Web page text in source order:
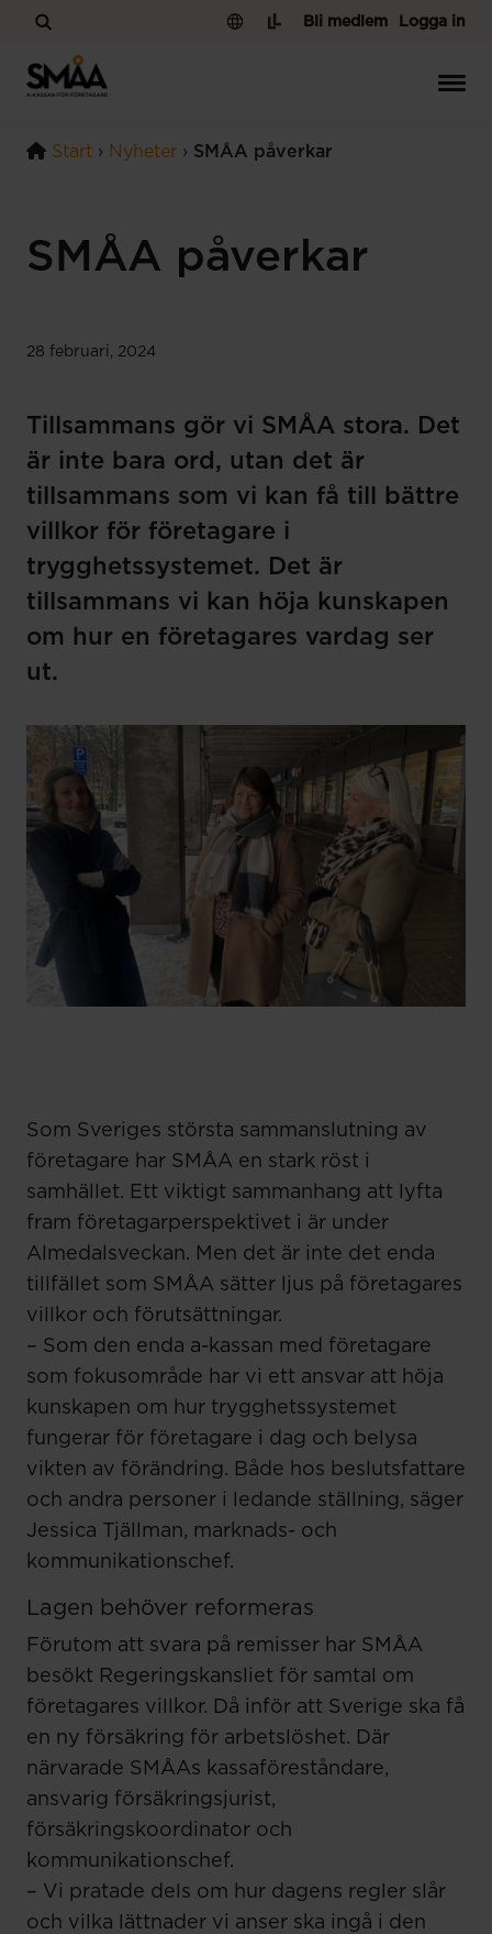
Hoppa till innehåll
Logga in
Bli medlem
Start › Nyheter › SMÅA påverkar
SMÅA påverkar
28 februari, 2024
Tillsammans gör vi SMÅA stora. Det
är inte bara ord, utan det är
tillsammans som vi kan få till bättre
villkor för företagare i
trygghetssystemet. Det är
tillsammans vi kan höja kunskapen
om hur en företagares vardag ser
ut.
Som Sveriges största sammanslutning av
företagare har SMÅA en stark röst i
samhället. Ett viktigt sammanhang att lyfta
fram företagarperspektivet i är under
Almedalsveckan. Men det är inte det enda
tillfället som SMÅA sätter ljus på företagares
villkor och förutsättningar.
– Som den enda a-kassan med företagare
som fokusområde har vi ett ansvar att höja
kunskapen om hur trygghetssystemet
fungerar för företagare i dag och belysa
vikten av förändring. Både hos beslutsfattare
och andra personer i ledande ställning, säger
Jessica Tjällman, marknads- och
kommunikationschef.
Lagen behöver reformeras
Förutom att svara på remisser har SMÅA
besökt Regeringskansliet för samtal om
företagares villkor. Då inför att Sverige ska få
en ny försäkring för arbetslöshet. Där
närvarade SMÅAs kassaföreståndare,
ansvarig försäkringsjurist,
försäkringskoordinator och
kommunikationschef.
– Vi pratade dels om hur dagens regler slår
och vilka lättnader vi anser ska ingå i den